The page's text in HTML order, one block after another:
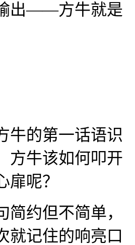
出——方牛就是
牛的第一话语识
方牛该如何叩开
扉呢？
简约但不简单，
就记住的响亮口